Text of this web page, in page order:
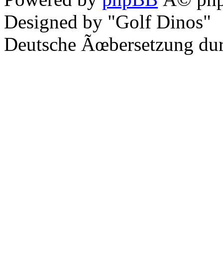
Designed by "Golf Dinos"
Deutsche Ãœbersetzung